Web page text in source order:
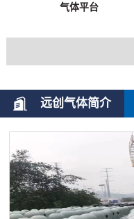
气体平台
远创气体简介